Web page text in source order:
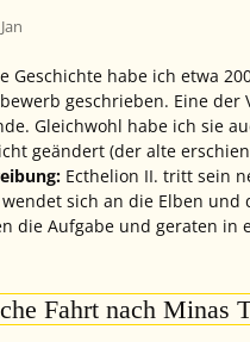
Geschichte habe ich etwa
geschrieben. Eine
Gleichwohl habe ich sie
geändert (der alte
Ecthelion II. tritt sein
sich an die Elben
die Aufgabe und geraten in
Fahrt nach Minas